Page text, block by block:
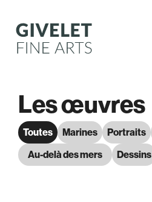
contenu
Les œuvres
Toutes Marines Portraits
Au-delà des mers
Dessins